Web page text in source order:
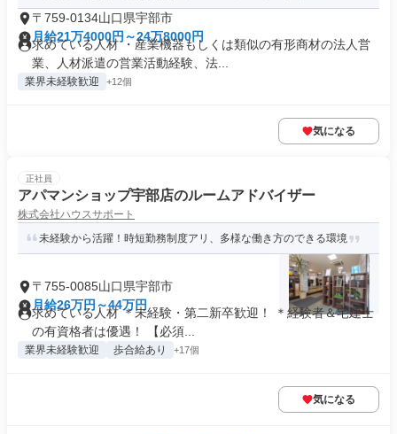
〒759-0134山口県宇部市
月給21万4000円～24万8000円
求めている人材 ・産業機器もしくは類似の有形商材の法人営
業、人材派遣の営業活動経験、法...
業界未経験歓迎 +12個
気になる
正社員
アパマンショップ宇部店のルームアドバイザー
株式会社ハウスサポート
未経験から活躍！時短勤務制度アリ、多様な働き方のできる環境
〒755-0085山口県宇部市
月給26万円～44万円
求めている人材 ＊未経験・第二新卒歓迎！ ＊経験者＆宅建士
の有資格者は優遇！ 【必須...
業界未経験歓迎 歩合給あり +17個
気になる